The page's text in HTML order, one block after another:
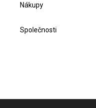
Nákupy
Společnosti